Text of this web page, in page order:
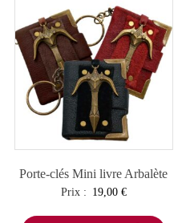
Porte-clés Mini livre Arbalète
Prix : 19,00 €